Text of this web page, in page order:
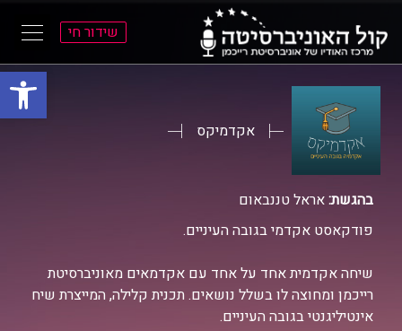
פתח
שידור חי
אקדמיקס
בהגשת:אראל טננבאום
פודקאסט אקדמי בגובה העיניים.
שיחה אקדמית אחד על אחד עם אקדמאים מאוניברסיטת
רייכמן ומחוצה לו בשלל נושאים. תכנית קלילה, המייצרת שיח
אינטיליגנטי בגובה העיניים.